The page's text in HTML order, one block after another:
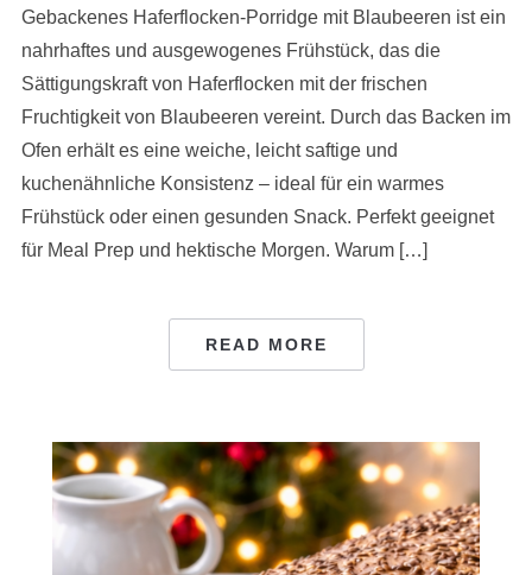
Gebackenes Haferflocken-Porridge mit Blaubeeren ist ein
nahrhaftes und ausgewogenes Frühstück, das die
Sättigungskraft von Haferflocken mit der frischen
Fruchtigkeit von Blaubeeren vereint. Durch das Backen im
Ofen erhält es eine weiche, leicht saftige und
kuchenähnliche Konsistenz – ideal für ein warmes
Frühstück oder einen gesunden Snack. Perfekt geeignet
für Meal Prep und hektische Morgen. Warum […]
READ MORE